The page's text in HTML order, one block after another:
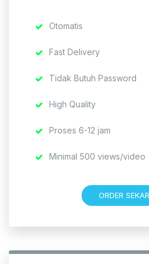
Otomatis
Fast Delivery
Tidak Butuh Password
High Quality
Proses 6-12 jam
Minimal 500 views/video
ORDER